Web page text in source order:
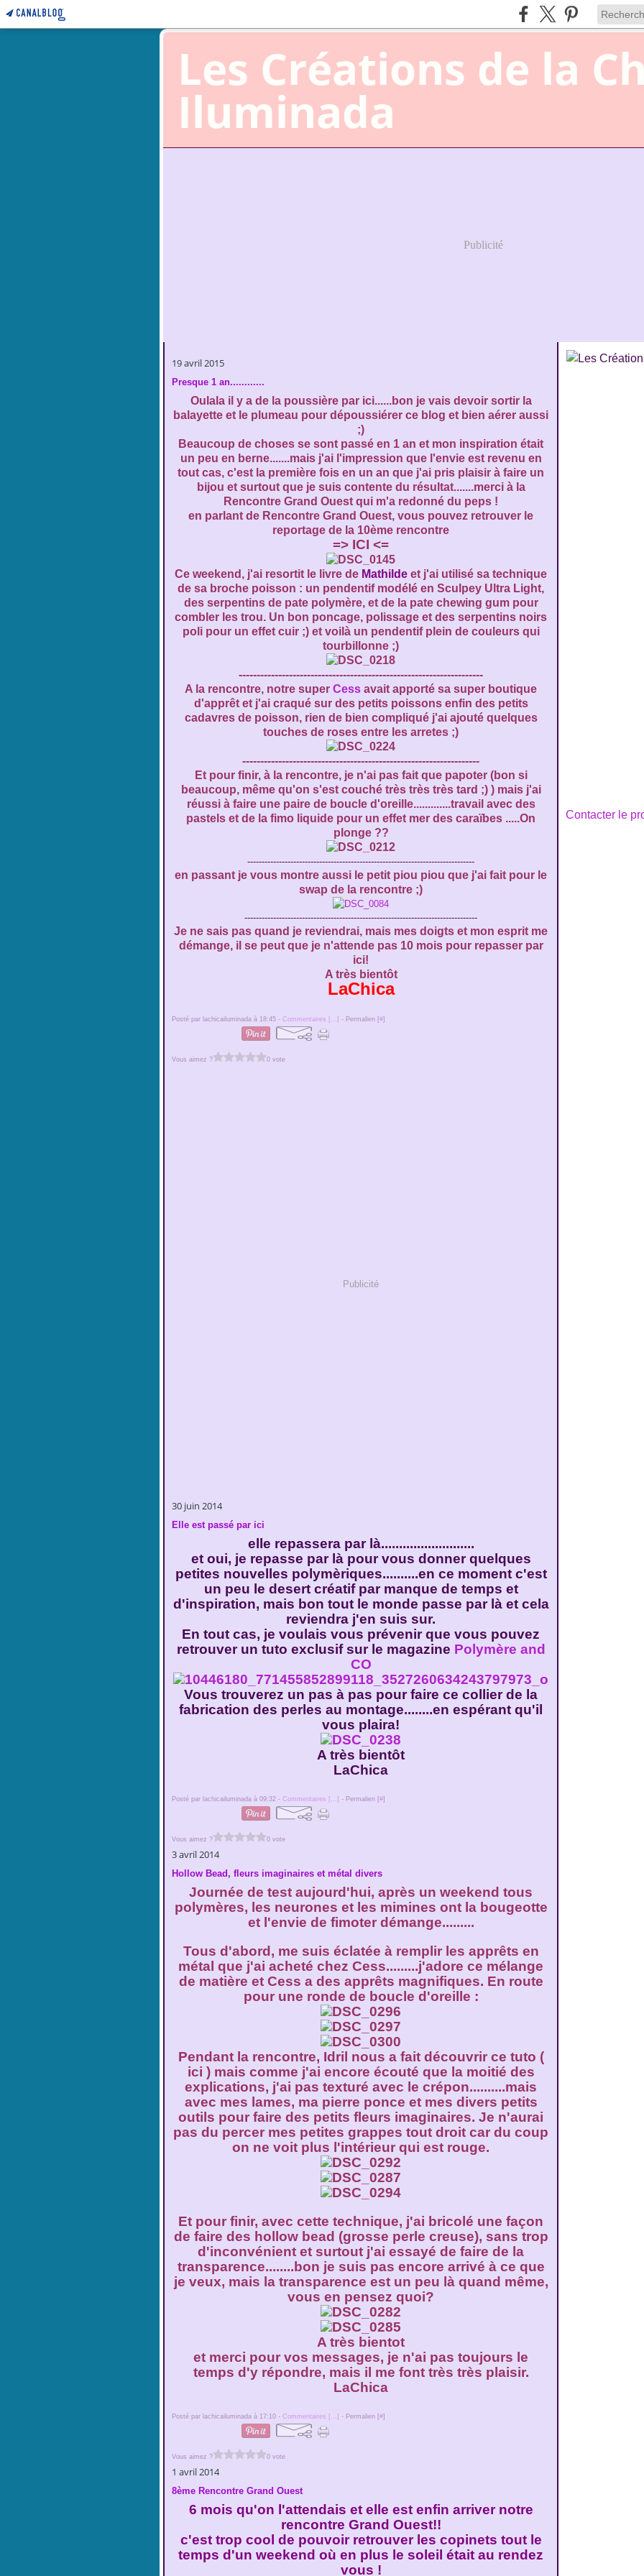
Les Créations de la
Iluminada
Publicité
19 avril 2015
Presque 1 an............
Oulala il y a de la poussière par ici......bon je vais devoir sortir la
balayette et le plumeau pour dépoussiérer ce blog et bien aérer aussi
;)
Beaucoup de choses se sont passé en 1 an et mon inspiration était
un peu en berne.......mais j'ai l'impression que l'envie est revenu en
tout cas, c'est la première fois en un an que j'ai pris plaisir à faire un
bijou et surtout que je suis contente du résultat.......merci à la
Rencontre Grand Ouest qui m'a redonné du peps !
en parlant de Rencontre Grand Ouest, vous pouvez retrouver le
reportage de la 10ème rencontre
=> ICI <=
Ce weekend, j'ai resortit le livre de Mathilde et j'ai utilisé sa technique
de sa broche poisson : un pendentif modélé en Sculpey Ultra Light,
des serpentins de pate polymère, et de la pate chewing gum pour
combler les trou. Un bon poncage, polissage et des serpentins noirs
poli pour un effet cuir ;) et voilà un pendentif plein de couleurs qui
tourbillonne ;)
--------------------------------------------------------------------
A la rencontre, notre super Cess avait apporté sa super boutique
d'apprêt et j'ai craqué sur des petits poissons enfin des petits
cadavres de poisson, rien de bien compliqué j'ai ajouté quelques
touches de roses entre les arretes ;)
------------------------------------------------------------------
Et pour finir, à la rencontre, je n'ai pas fait que papoter (bon si
beaucoup, même qu'on s'est couché très très très tard ;) ) mais j'ai
réussi à faire une paire de boucle d'oreille.............travail avec des
pastels et de la fimo liquide pour un effet mer des caraïbes .....On
plonge ??
-------------------------------------------------------------------------------
en passant je vous montre aussi le petit piou piou que j'ai fait pour le
swap de la rencontre ;)
---------------------------------------------------------------------------------
Je ne sais pas quand je reviendrai, mais mes doigts et mon esprit me
démange, il se peut que je n'attende pas 10 mois pour repasser par
ici!
A très bientôt
LaChica
Posté par lachicailuminada à 18:45 - Commentaires [ …] - Permalien [#]
Vous aimez ? 0 vote
Publicité
30 juin 2014
Elle est passé par ici
elle repassera par là..........................
et oui, je repasse par là pour vous donner quelques
petites nouvelles polymèriques..........en ce moment c'est
un peu le desert créatif par manque de temps et
d'inspiration, mais bon tout le monde passe par là et cela
reviendra j'en suis sur.
En tout cas, je voulais vous prévenir que vous pouvez
retrouver un tuto exclusif sur le magazine Polymère and
CO
Vous trouverez un pas à pas pour faire ce collier de la
fabrication des perles au montage........en espérant qu'il
vous plaira!
A très bientôt
LaChica
Posté par lachicailuminada à 09:32 - Commentaires [ …] - Permalien [#]
Vous aimez ? 0 vote
3 avril 2014
Hollow Bead, fleurs imaginaires et métal divers
Journée de test aujourd'hui, après un weekend tous
polymères, les neurones et les mimines ont la bougeotte
et l'envie de fimoter démange.........
Tous d'abord, me suis éclatée à remplir les apprêts en
métal que j'ai acheté chez Cess.........j'adore ce mélange
de matière et Cess a des apprêts magnifiques. En route
pour une ronde de boucle d'oreille :
Pendant la rencontre, Idril nous a fait découvrir ce tuto (
ici ) mais comme j'ai encore écouté que la moitié des
explications, j'ai pas texturé avec le crépon..........mais
avec mes lames, ma pierre ponce et mes divers petits
outils pour faire des petits fleurs imaginaires. Je n'aurai
pas du percer mes petites grappes tout droit car du coup
on ne voit plus l'intérieur qui est rouge.
Et pour finir, avec cette technique, j'ai bricolé une façon
de faire des hollow bead (grosse perle creuse), sans trop
d'inconvénient et surtout j'ai essayé de faire de la
transparence........bon je suis pas encore arrivé à ce que
je veux, mais la transparence est un peu là quand même,
vous en pensez quoi?
A très bientot
et merci pour vos messages, je n'ai pas toujours le
temps d'y répondre, mais il me font très très plaisir.
LaChica
Posté par lachicailuminada à 17:10 - Commentaires [ …] - Permalien [#]
Vous aimez ? 0 vote
1 avril 2014
8ème Rencontre Grand Ouest
6 mois qu'on l'attendais et elle est enfin arriver notre
rencontre Grand Ouest!!
c'est trop cool de pouvoir retrouver les copinets tout le
temps d'un weekend où en plus le soleil était au rendez
vous !
Contacter le